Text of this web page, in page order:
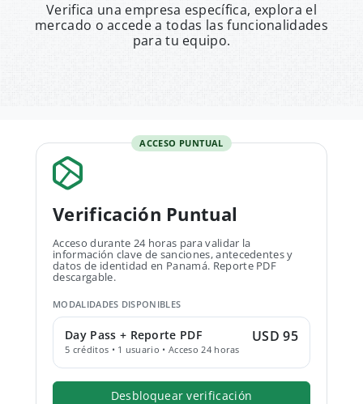
Verifica una empresa específica, explora el
mercado o accede a todas las funcionalidades
para tu equipo.
ACCESO PUNTUAL
Verificación Puntual
Acceso durante 24 horas para validar la
información clave de sanciones, antecedentes y
datos de identidad en Panamá. Reporte PDF
descargable.
MODALIDADES DISPONIBLES
Day Pass + Reporte PDF
5 créditos • 1 usuario • Acceso 24 horas
USD 95
Desbloquear verificación